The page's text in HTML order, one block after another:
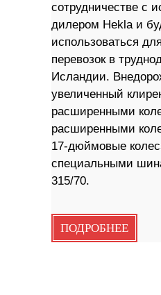
сотрудничестве с
дилером Hekla и
использоваться
перевозок в
Исландии.
увеличенный
расширенными
расширенными
17-дюймовые
специальными
315/70.
ПОДРОБНЕЕ